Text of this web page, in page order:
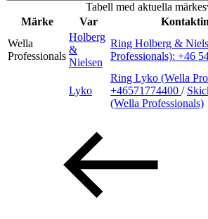
Inspiration
Praktisk information
Tabell med aktuella
Märke
Var
Wella
Professionals
Holberg
&
Nielsen
Ring Holberg &
Professionals): +46
Lyko
Ring Lyko (Wella
+46571774400 /
(Wella Professionals)